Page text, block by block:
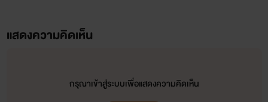
แสดงความคิดเห็น
กรุณาเข้าสู่ระบบเพื่อแสดงความคิดเห็น